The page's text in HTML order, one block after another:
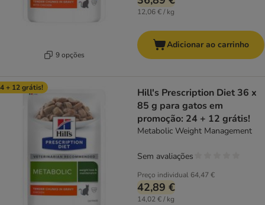
9 opções
12,06 € / kg
Adicionar ao carrinho
+ 12 grátis!
Hill's Prescription Diet 36 x
85 g para gatos em
promoção: 24 + 12 grátis!
Metabolic Weight Management
Preço individual 64,47 €
42,89 €
14,02 € / kg
Sem avaliações